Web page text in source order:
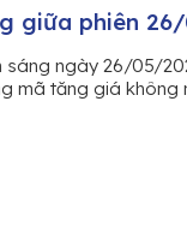
giữa phiên
sáng ngày 26/05/
mã tăng giá không